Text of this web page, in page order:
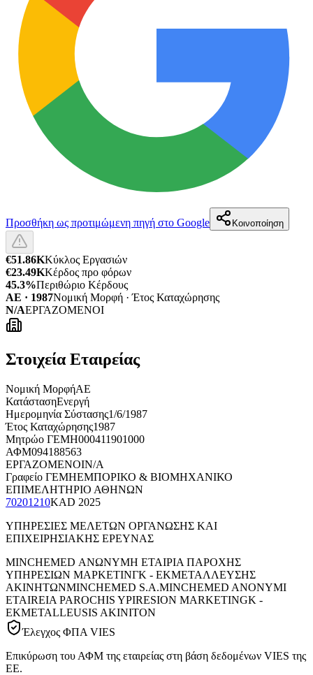
Προσθήκη ως προτιμώμενη πηγή στο Google Κοινοποίηση
€51.86KΚύκλος Εργασιών
€23.49KΚέρδος προ φόρων
45.3%Περιθώριο Κέρδους
ΑΕ · 1987Νομική Μορφή · Έτος Καταχώρησης
N/AΕΡΓΑΖΟΜΕΝΟΙ
Στοιχεία Εταιρείας
Νομική ΜορφήΑΕ
ΚατάστασηΕνεργή
Ημερομηνία Σύστασης1/6/1987
Έτος Καταχώρησης1987
Μητρώο ΓΕΜΗ000411901000
ΑΦΜ094188563
ΕΡΓΑΖΟΜΕΝΟΙN/A
Γραφείο ΓΕΜΗΕΜΠΟΡΙΚΟ & ΒΙΟΜΗΧΑΝΙΚΟ
ΕΠΙΜΕΛΗΤΗΡΙΟ ΑΘΗΝΩΝ
70201210KAD 2025
ΥΠΗΡΕΣΙΕΣ ΜΕΛΕΤΩΝ ΟΡΓΑΝΩΣΗΣ ΚΑΙ
ΕΠΙΧΕΙΡΗΣΙΑΚΗΣ ΕΡΕΥΝΑΣ
MINCHEMED ΑΝΩΝΥΜΗ ΕΤΑΙΡΙΑ ΠΑΡΟΧΗΣ
ΥΠΗΡΕΣΙΩΝ ΜΑΡΚΕΤΙΝΓΚ - ΕΚΜΕΤΑΛΛΕΥΣΗΣ
ΑΚΙΝΗΤΩΝMINCHEMED S.A.MINCHEMED ANONYMI
ETAIREIA PAROCHIS YPIRESION MARKETINGK -
EKMETALLEUSIS AKINITON
Έλεγχος ΦΠΑ VIES
Επικύρωση του ΑΦΜ της εταιρείας στη βάση δεδομένων VIES της
ΕΕ.